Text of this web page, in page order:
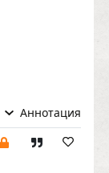
Аннотация